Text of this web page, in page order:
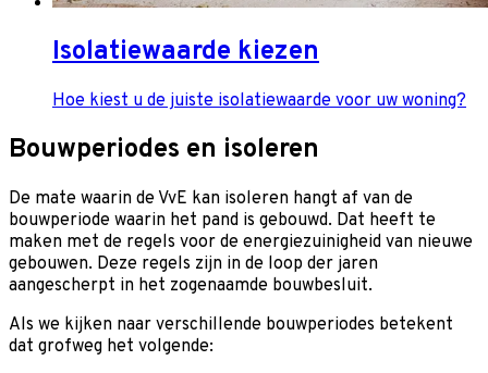
Isolatiewaarde kiezen
Hoe kiest u de juiste isolatiewaarde voor uw woning?
Bouwperiodes en isoleren
De mate waarin de VvE kan isoleren hangt af van de
bouwperiode waarin het pand is gebouwd. Dat heeft te
maken met de regels voor de energiezuinigheid van nieuwe
gebouwen. Deze regels zijn in de loop der jaren
aangescherpt in het zogenaamde bouwbesluit.
Als we kijken naar verschillende bouwperiodes betekent
dat grofweg het volgende: